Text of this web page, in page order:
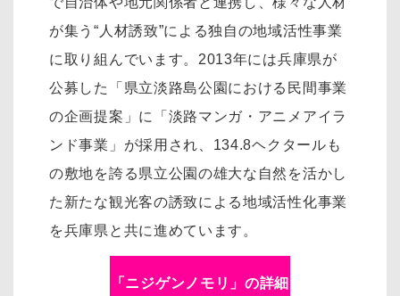
が集う“人材誘致”による独自の地域活性事業
に取り組んでいます。2013年には兵庫県が
公募した「県立淡路島公園における民間事業
の企画提案」に「淡路マンガ・アニメアイラ
ンド事業」が採用され、134.8ヘクタールも
の敷地を誇る県立公園の雄大な自然を活かし
た新たな観光客の誘致による地域活性化事業
を兵庫県と共に進めています。
「ニジゲンノモリ」の詳細